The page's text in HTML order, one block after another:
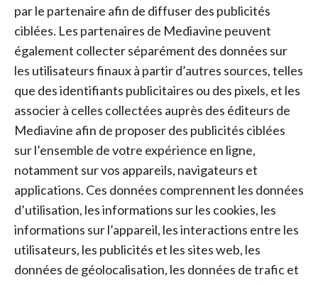
par le partenaire afin de diffuser des publicités
ciblées. Les partenaires de Mediavine peuvent
également collecter séparément des données sur
les utilisateurs finaux à partir d’autres sources, telles
que des identifiants publicitaires ou des pixels, et les
associer à celles collectées auprès des éditeurs de
Mediavine afin de proposer des publicités ciblées
sur l’ensemble de votre expérience en ligne,
notamment sur vos appareils, navigateurs et
applications. Ces données comprennent les données
d’utilisation, les informations sur les cookies, les
informations sur l’appareil, les interactions entre les
utilisateurs, les publicités et les sites web, les
données de géolocalisation, les données de trafic et